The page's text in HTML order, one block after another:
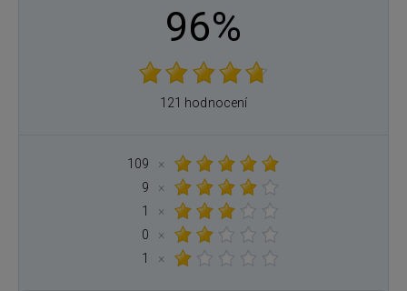
96%
121 hodnocení
109
×
9
×
1
×
0
×
1
×